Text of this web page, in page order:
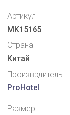
Артикул
MK15165
Страна
Китай
Производитель
ProHotel
Размер